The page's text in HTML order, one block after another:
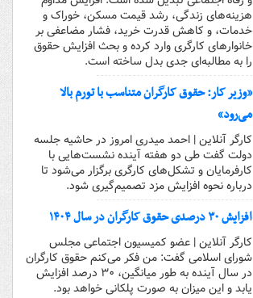
هزینه‌های زندگی، رشد قیمت مسکن، خوراک و
خدمات، و کاهش قدرت خرید، فشار مضاعفی بر
خانوارهای کارگری وارد کرده و بحث افزایش حقوق
را به مطالبه‌ای جدی بدل ساخته است.
«وزیر کار: حقوق کارگران متناسب با تورم بالا
می‌رود»
کارگر آنلاین | احمد میدری امروز در حاشیه جلسه
دولت گفت طی دو هفته آینده نشست‌هایی با
کارفرمایان و تشکل‌های کارگری برگزار می‌شود تا
درباره نحوه افزایش مزد تصمیم‌گیری شود.
افزایش ۳۰ درصدی حقوق کارگران در سال ۱۴۰۴
کارگر آنلاین | عضو کمیسیون اجتماعی مجلس
شورای اسلامی گفت: من فکر می‌کنم حقوق کارگران
در سال آینده به طور میانگین، ۳۰ درصد افزایش
یابد و این میزان به صورت پلکانی خواهد بود.